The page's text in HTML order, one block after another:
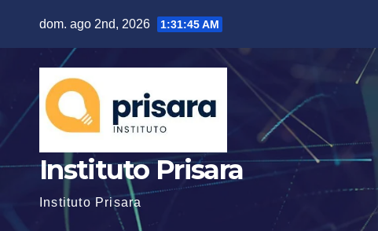
dom. ago 2nd, 2026 1:31:46 AM
Instituto Prisara
Instituto Prisara